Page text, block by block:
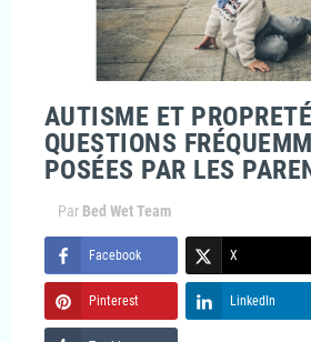
AUTISME ET
QUESTIONS
POSÉES PAR LES
Par Bed Wet Team
Facebook X
Pinterest LinkedIn